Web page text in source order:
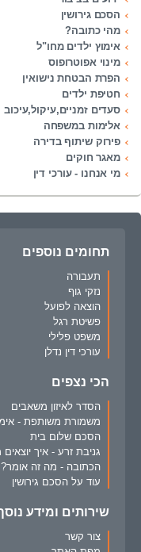
הסכם גירושין
מהי כתובה?
אימוץ ילדים מחו"ל
מינוי אפוטרופוס
הפרת הבטחת נישואין
חטיפת ילדים
סעדים זמניים,עיקול,עיכוב
אלימות במשפחה
פירוק שיתוף בדירה
מאגר חוקים
מי אנחנו - עורכי דין
תחומים נוספים
תעבורה
נזקי גוף
הוצאה לפועל
פשיטת רגל
משפט פלילי
עורכי דין נדלן
הכי נצפים
הסדר לאיזון משאבים
משמורת משותפת -
הסכם שלום בית
גניבת זרע - איך
הכתובה - מה זה אומר?
עוד על הסכם גירושין
שירותים ומידע
צור קשר